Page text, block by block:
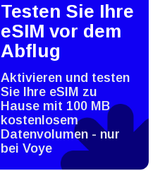
Testen Sie Ihre
eSIM vor dem
Abflug
Aktivieren und testen
Sie Ihre eSIM zu
Hause mit 100 MB
kostenlosem
Datenvolumen - nur
bei Voye